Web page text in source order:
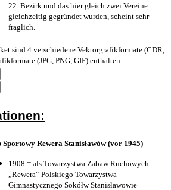
22. Bezirk und das hier gleich zwei Vereine
gleichzeitig gegründet wurden, scheint sehr
fraglich.
sind 4 verschiedene Vektorgrafikformate (CDR,
(JPG, PNG, GIF) enthalten.
Rewera Stanisławów (vor 1945)
1908 = als Towarzystwa Zabaw Ruchowych
„Rewera“ Polskiego Towarzystwa
Gimnastycznego Sokółw Stanisławowie